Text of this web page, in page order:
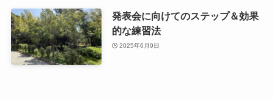
発表会に向けてのステップ＆効果
的な練習法
2025年6月9日